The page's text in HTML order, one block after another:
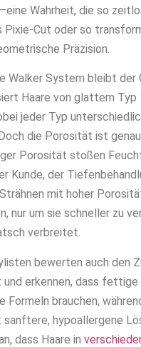
Wahrheit, die so
Pixie-Cut oder so
Präzision.
Walker System bleibt der
Haare von glattem Typ
jeder Typ
die Porosität ist
Porosität stoßen
Kunde, der
mit hoher
nur um sie schneller zu
verbreitet.
bewerten auch den
und erkennen, dass fettige
Formeln brauchen,
sanftere, hypoallergene
dass Haare in